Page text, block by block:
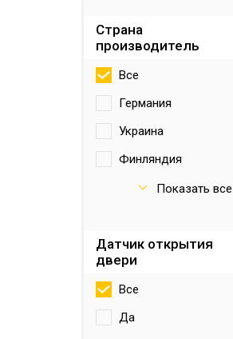
Страна
производитель
Все
Германия
Украина
Финляндия
ЭстонияПоказать все
Датчик открытия
двери
Все
Да